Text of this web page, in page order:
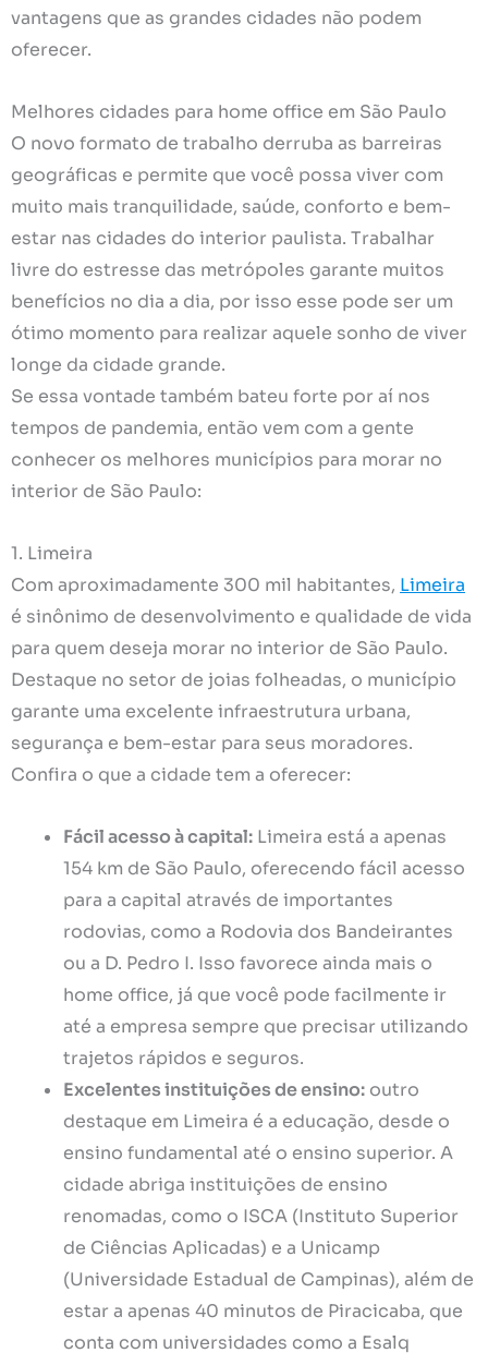
vantagens que as grandes cidades não podem
oferecer.
Melhores cidades para home office em São Paulo
O novo formato de trabalho derruba as barreiras
geográficas e permite que você possa viver com
muito mais tranquilidade, saúde, conforto e bem-
estar nas cidades do interior paulista. Trabalhar
livre do estresse das metrópoles garante muitos
benefícios no dia a dia, por isso esse pode ser um
ótimo momento para realizar aquele sonho de viver
longe da cidade grande.
Se essa vontade também bateu forte por aí nos
tempos de pandemia, então vem com a gente
conhecer os melhores municípios para morar no
interior de São Paulo:
1. Limeira
Com aproximadamente 300 mil habitantes, Limeira
é sinônimo de desenvolvimento e qualidade de vida
para quem deseja morar no interior de São Paulo.
Destaque no setor de joias folheadas, o município
garante uma excelente infraestrutura urbana,
segurança e bem-estar para seus moradores.
Confira o que a cidade tem a oferecer:
Fácil acesso à capital: Limeira está a apenas
154 km de São Paulo, oferecendo fácil acesso
para a capital através de importantes
rodovias, como a Rodovia dos Bandeirantes
ou a D. Pedro I. Isso favorece ainda mais o
home office, já que você pode facilmente ir
até a empresa sempre que precisar utilizando
trajetos rápidos e seguros.
Excelentes instituições de ensino: outro
destaque em Limeira é a educação, desde o
ensino fundamental até o ensino superior. A
cidade abriga instituições de ensino
renomadas, como o ISCA (Instituto Superior
de Ciências Aplicadas) e a Unicamp
(Universidade Estadual de Campinas), além de
estar a apenas 40 minutos de Piracicaba, que
conta com universidades como a Esalq